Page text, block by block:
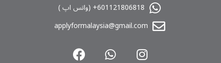
601121806818+ (واتس اپ )
applyformalaysia@gmail.com